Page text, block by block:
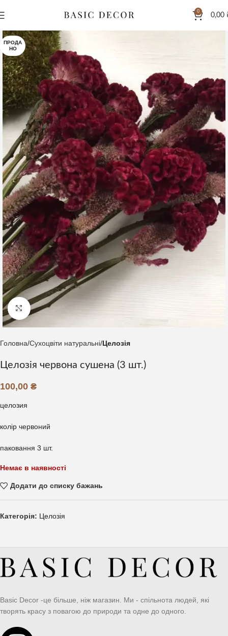
0
0,00
ПРОДА
НО
Клацніть, щоб збільшити
Головна Сухоцвіти натуральні Целозія
Целозія червона сушена (3 шт.)
100,00 ₴
целозия
колір червоний
паковання 3 шт.
Немає в наявності
Додати до списку бажань
Категорія: Целозія
Basic Decor -це більше, ніж магазин. Ми - спільнота людей, які
творять красу з повагою до природи та одне до одного.